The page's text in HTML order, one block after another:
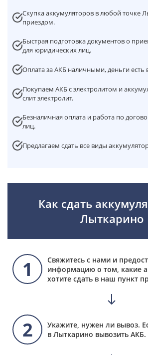
Скупка аккумуляторов в любой точке
приездом.
Быстрая подготовка документов о
для юридических лиц.
Оплата за АКБ наличными, деньги есть
Покупаем АКБ с электролитом и
слит электролит.
Безналичная оплата и работа по
лиц.
Предлагаем сдать все виды
Как сдать
Лыткарино
1
Свяжитесь с нами и
информацию о том, какие
хотите сдать в наш пункт
2
Укажите, нужен ли вывоз.
в Лыткарино вывозить АКБ.